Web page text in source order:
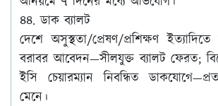
৪৪. ডাক ব্যালট
দেশে অসুস্থতা/প্রেষণ/প্রশিক্ষণ ইত্যাদিতে
বরাবর আবেদন—সীলযুক্ত ব্যালট ফেরত;
ইসি চেয়ারম্যান নিবন্ধিত
মেনে।